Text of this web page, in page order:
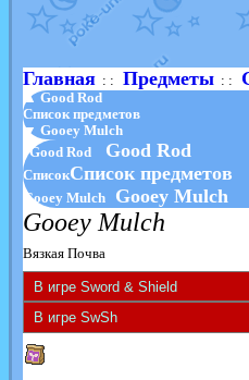
Главная: : Предметы: :
▲ Good Rod
Список предметов
▼ Gooey Mulch
Good Rod
Good Rod
СписокСписок предметов
Gooey Mulch Gooey Mulch
Gooey Mulch
Вязкая Почва